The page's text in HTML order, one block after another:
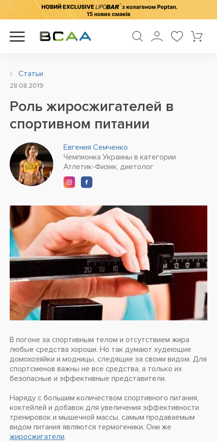
Статьи
28.08.2019
Роль жиросжигателей в
спортивном питании
Евгения Семченко
Чемпионка Украины в категории
Атлетик-Физик, диетолог
В погоне за спортивным телом и отсутствием жира
любые средства хороши. Но так думают худеющие
домохозяйки и модницы, следящие за своим видом. Для
спортсменов важны не все средства, а только их
безопасные и эффективные представители.
Наряду с большим количеством спортивного питания,
коктейлей и добавок для увеличения эффективности
тренировок и мышечной массы, самым продаваемым
видом питания являются термогеники. Они же
жиросжигатели.